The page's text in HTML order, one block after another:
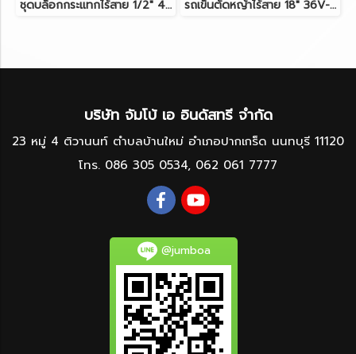
ชุดบล็อกกระแทกไร้สาย 1/2" 40V-BL MAKITA TW004GD201 รถเข็นตัดหญ้าไร้สาย 18" 36V-BL (18Vx2) MAKITA DLM460Z ตัวเครื่องเปล่า
บริษัท จัมโบ้ เอ อินดัสทรี จำกัด
23 หมู่ 4 ติวานนท์ ตำบลบ้านใหม่ อำเภอปากเกร็ด นนทบุรี 11120
โทร. 086 305 0534, 062 061 7777
@jumboa